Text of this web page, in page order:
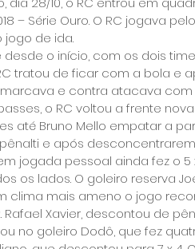
– Série Ouro. O RC jogava
jogo de ida.
desde o início, com os dois
tratou de ficar com a bola e
marcava e contra atacava
o RC voltou a frente
até Bruno Mello empatar a
e após
jogada pessoal ainda fez o
os lados. O goleiro reserva
clima mais ameno o jogo
Xavier, descontou de
no goleiro Dodô, que fez